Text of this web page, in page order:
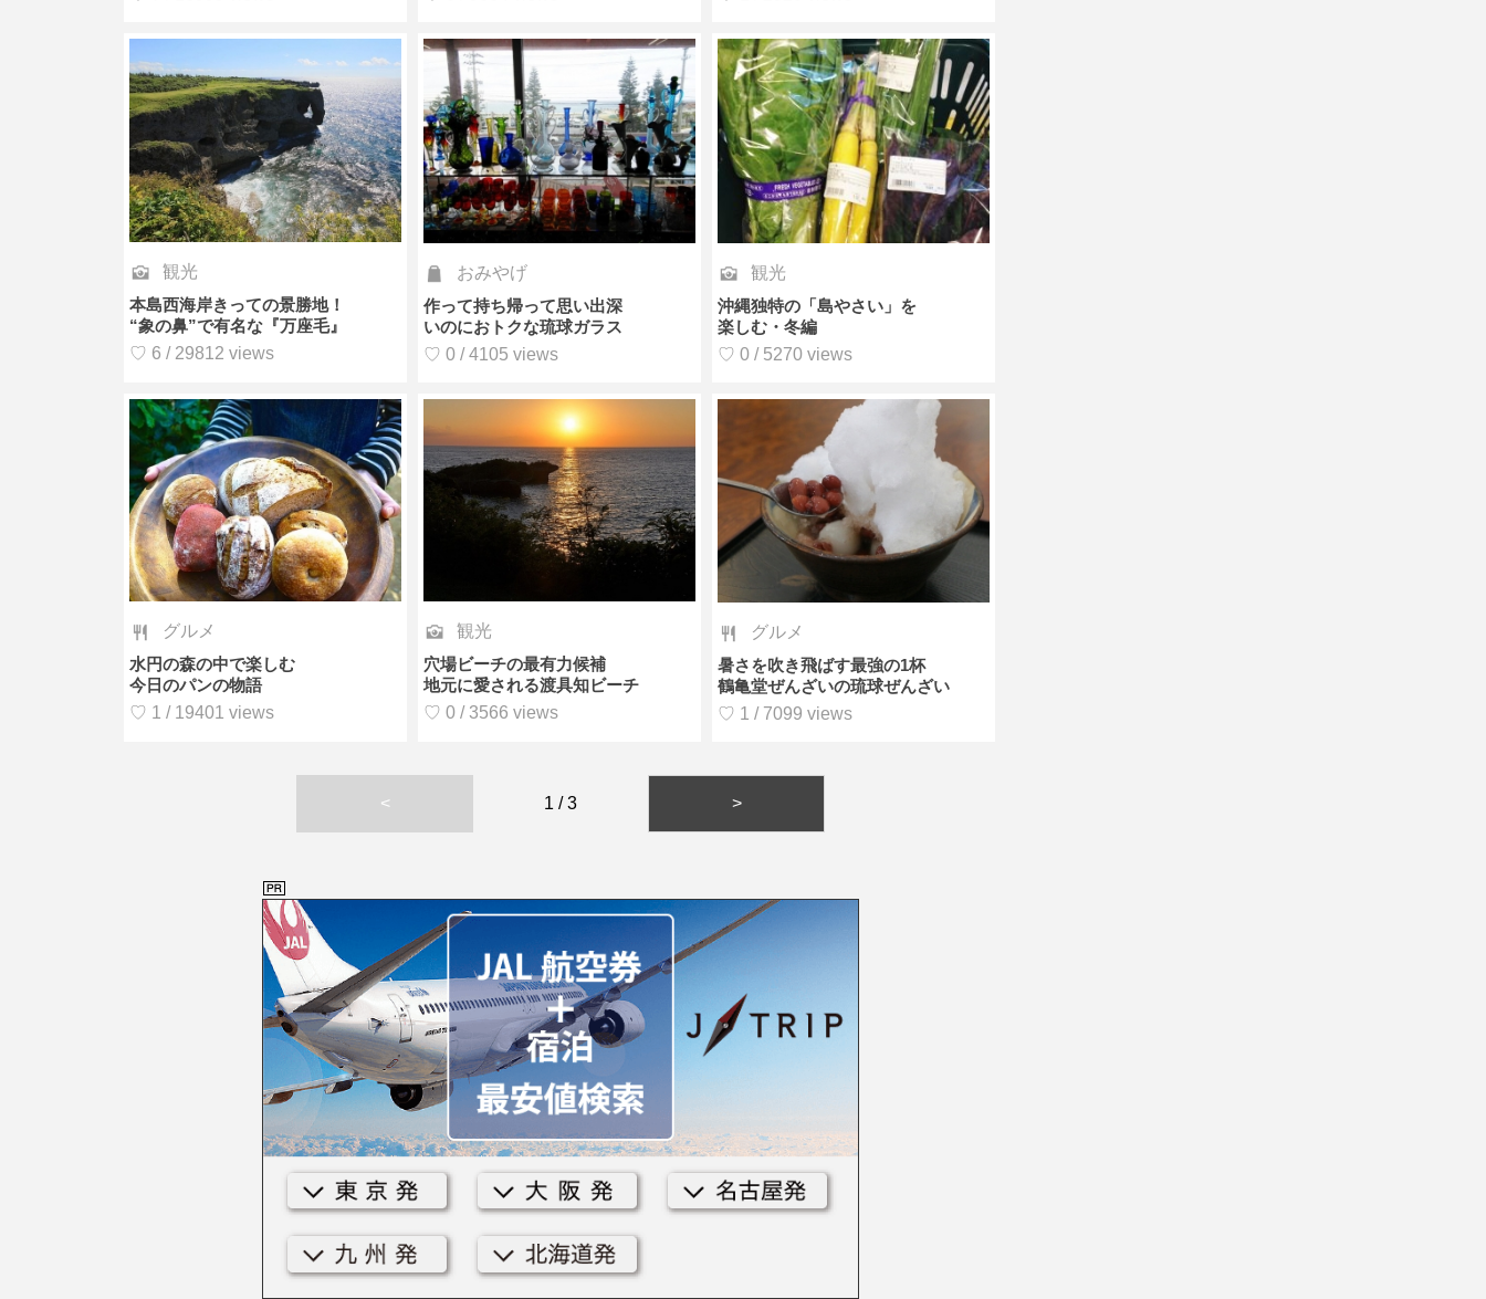
観光
本島西海岸きっての景勝地！
“象の鼻”で有名な『万座毛』
♡ 6 / 29812 views
おみやげ
作って持ち帰って思い出深
いのにおトクな琉球ガラス
♡ 0 / 4105 views
観光
沖縄独特の「島やさい」を
楽しむ・冬編
♡ 0 / 5270 views
グルメ
水円の森の中で楽しむ
今日のパンの物語
♡ 1 / 19401 views
観光
穴場ビーチの最有力候補
地元に愛される渡具知ビーチ
♡ 0 / 3566 views
グルメ
暑さを吹き飛ばす最強の1杯
鶴亀堂ぜんざいの琉球ぜんざい
♡ 1 / 7099 views
< 1 / 3 >